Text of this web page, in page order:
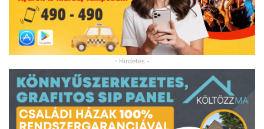
- Hirdetés -